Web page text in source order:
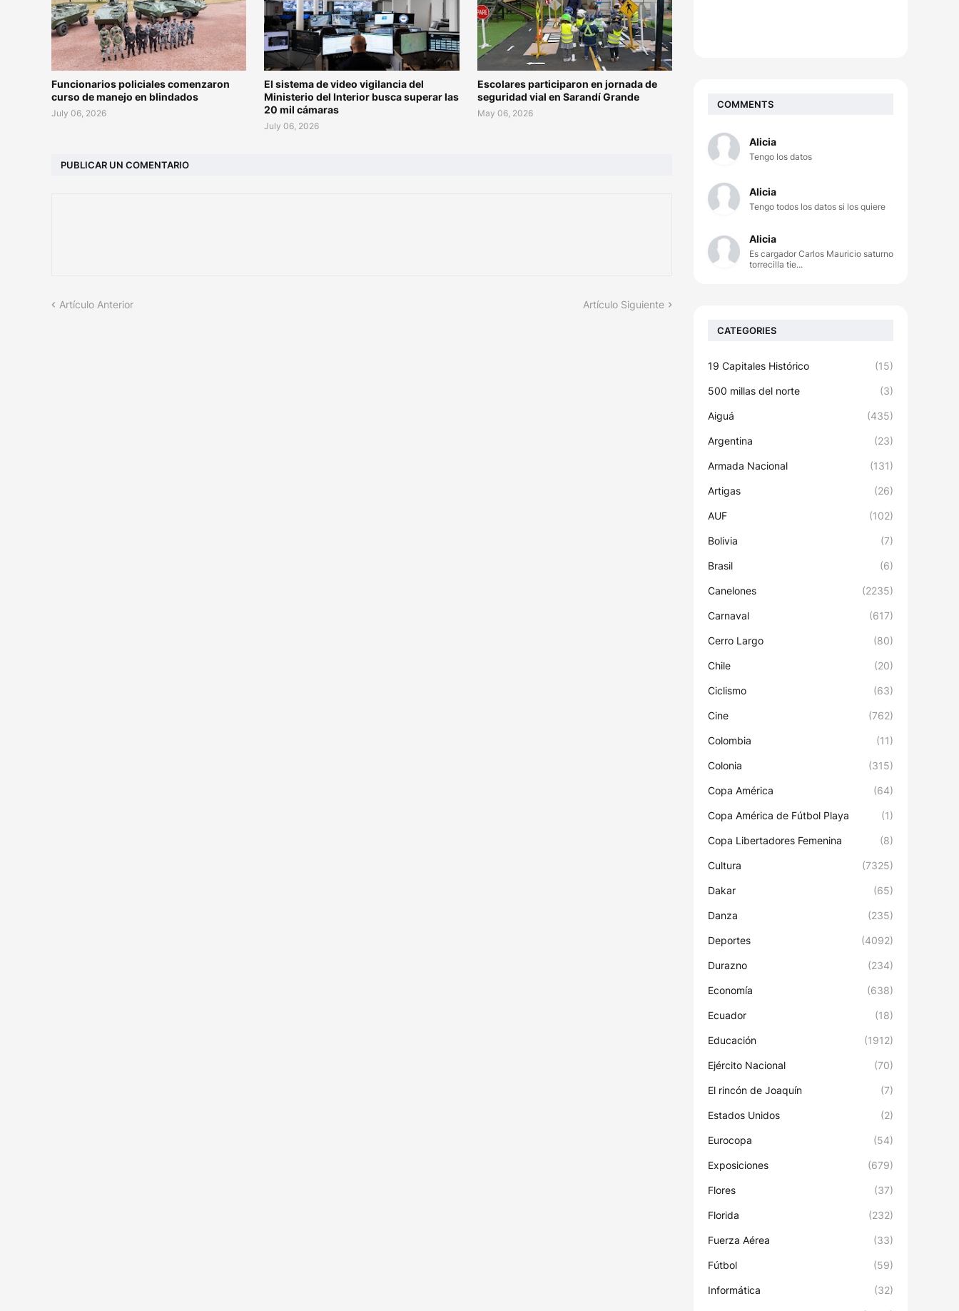
Funcionarios policiales comenzaron
curso de manejo en blindados
July 06, 2026
El sistema de video vigilancia del
Ministerio del Interior busca superar las
20 mil cámaras
July 06, 2026
Escolares participaron en jornada de
seguridad vial en Sarandí Grande
May 06, 2026
PUBLICAR UN COMENTARIO
Artículo Anterior Artículo Siguiente
COMMENTS
Alicia
Tengo los datos
Alicia
Tengo todos los datos si los quiere
Alicia
Es cargador Carlos Mauricio saturno
torrecilla tie...
CATEGORIES
19 Capitales Histórico (15)
500 millas del norte (3)
Aiguá (435)
Argentina (23)
Armada Nacional (131)
Artigas (26)
AUF (102)
Bolivia (7)
Brasil (6)
Canelones (2235)
Carnaval (617)
Cerro Largo (80)
Chile (20)
Ciclismo (63)
Cine (762)
Colombia (11)
Colonia (315)
Copa América (64)
Copa América de Fútbol Playa (1)
Copa Libertadores Femenina (8)
Cultura (7325)
Dakar (65)
Danza (235)
Deportes (4092)
Durazno (234)
Economía (638)
Ecuador (18)
Educación (1912)
Ejército Nacional (70)
El rincón de Joaquín (7)
Estados Unidos (2)
Eurocopa (54)
Exposiciones (679)
Flores (37)
Florida (232)
Fuerza Aérea (33)
Fútbol (59)
Informática (32)